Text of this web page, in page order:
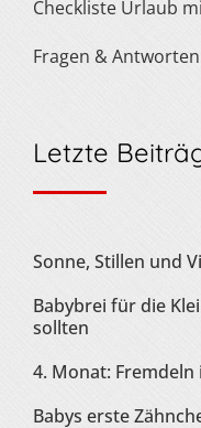
Checkliste Urlaub
Fragen &
Letzte
Sonne, Stillen und
Babybrei für die
sollten
4. Monat: Fremdeln
Babys erste